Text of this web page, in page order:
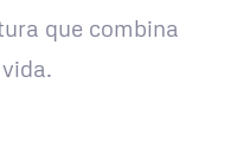
que combina